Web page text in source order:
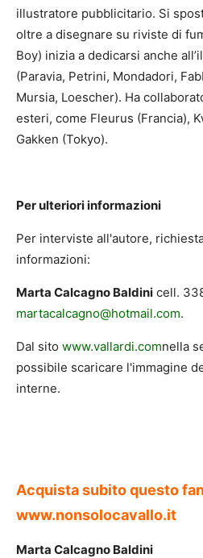
illustratore pubblicitario. Si
oltre a disegnare su riviste di
Boy) inizia a dedicarsi anche
(Paravia, Petrini, Mondadori,
Mursia, Loescher). Ha
esteri, come Fleurus (Francia),
Gakken (Tokyo).
Per ulteriori informazioni
Per interviste all'autore,
informazioni:
Marta Calcagno Baldini cell.
martacalcagno@hotmail.com.
Dal sito www.vallardi.comnella
possibile scaricare l'immagine
interne.
Acquista subito questo
www.nonsolocavallo.it
Marta Calcagno Baldini